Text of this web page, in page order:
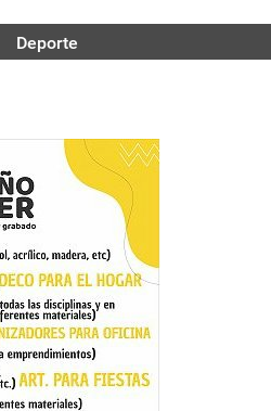
Deporte